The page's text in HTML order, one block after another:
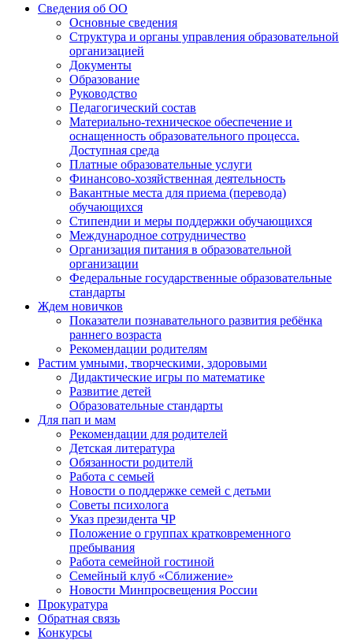
Сведения об ОО
Основные сведения
Структура и органы управления образовательной
организацией
Документы
Образование
Руководство
Педагогический состав
Материально-техническое обеспечение и
оснащенность образовательного процесса.
Доступная среда
Платные образовательные услуги
Финансово-хозяйственная деятельность
Вакантные места для приема (перевода)
обучающихся
Стипендии и меры поддержки обучающихся
Международное сотрудничество
Организация питания в образовательной
организации
Федеральные государственные образовательные
стандарты
Ждем новичков
Показатели познавательного развития ребёнка
раннего возраста
Рекомендации родителям
Растим умными, творческими, здоровыми
Дидактические игры по математике
Развитие детей
Образовательные стандарты
Для пап и мам
Рекомендации для родителей
Детская литература
Обязанности родителй
Работа с семьей
Новости о поддержке семей с детьми
Советы психолога
Указ президента ЧР
Положение о группах кратковременного
пребывания
Работа семейной гостиной
Семейный клуб «Сближение»
Новости Минпросвещения России
Прокуратура
Обратная связь
Конкурсы